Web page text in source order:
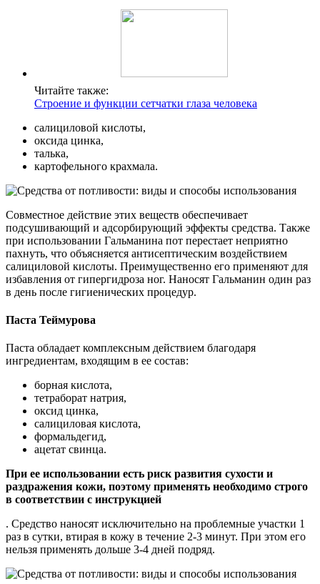
Читайте также:
Строение и функции сетчатки глаза человека
салициловой кислоты,
оксида цинка,
талька,
картофельного крахмала.
Совместное действие этих веществ обеспечивает
подсушивающий и адсорбирующий эффекты средства. Также
при использовании Гальманина пот перестает неприятно
пахнуть, что объясняется антисептическим воздействием
салициловой кислоты. Преимущественно его применяют для
избавления от гипергидроза ног. Наносят Гальманин один раз
в день после гигиенических процедур.
Паста Теймурова
Паста обладает комплексным действием благодаря
ингредиентам, входящим в ее состав:
борная кислота,
тетраборат натрия,
оксид цинка,
салициловая кислота,
формальдегид,
ацетат свинца.
При ее использовании есть риск развития сухости и
раздражения кожи, поэтому применять необходимо строго
в соответствии с инструкцией
. Средство наносят исключительно на проблемные участки 1
раз в сутки, втирая в кожу в течение 2-3 минут. При этом его
нельзя применять дольше 3-4 дней подряд.